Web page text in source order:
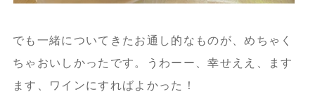
でも一緒についてきたお通し的なものが、めちゃく
ちゃおいしかったです。うわーー、幸せええ、ます
ます、ワインにすればよかった！